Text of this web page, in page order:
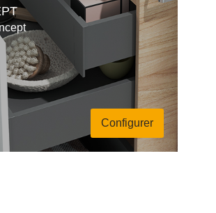
Configurer